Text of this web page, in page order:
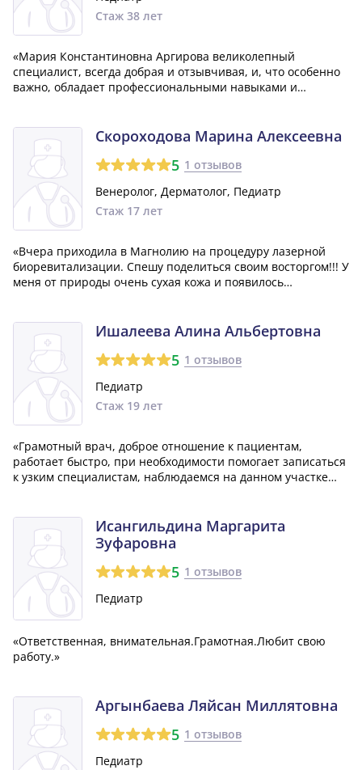
Стаж 38 лет
«Мария Константиновна Аргирова великолепный
специалист, всегда добрая и отзывчивая, и, что особенно
важно, обладает профессиональными навыками и
специалистов по медицине.»Скороходова Марина Алексеевна
5 1 отзывов
Венеролог, Дерматолог, Педиатр
Стаж 17 лет
«Вчера приходила в Магнолию на процедуру лазерной
биоревитализации. Спешу поделиться своим восторгом!!! У
меня от природы очень сухая кожа и появилось
прочитала, что в Магнолии есть ал...»
Ишалеева Алина Альбертовна
5 1 отзывов
Педиатр
Стаж 19 лет
«Грамотный врач, доброе отношение к пациентам,
работает быстро, при необходимости помогает записаться
к узким специалистам, наблюдаемся на данном участке
очень внимательная и отзывчива...»
Исангильдина Маргарита
Зуфаровна
5 1 отзывов
Педиатр
«Ответственная, внимательная.Грамотная.Любит свою
работу.»
Аргынбаева Ляйсан Миллятовна
5 1 отзывов
Педиатр